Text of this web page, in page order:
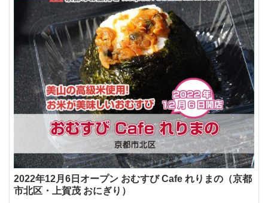
2022年12月6日オープン おむすび Cafe れりまの（京都
市北区・上賀茂 おにぎり）